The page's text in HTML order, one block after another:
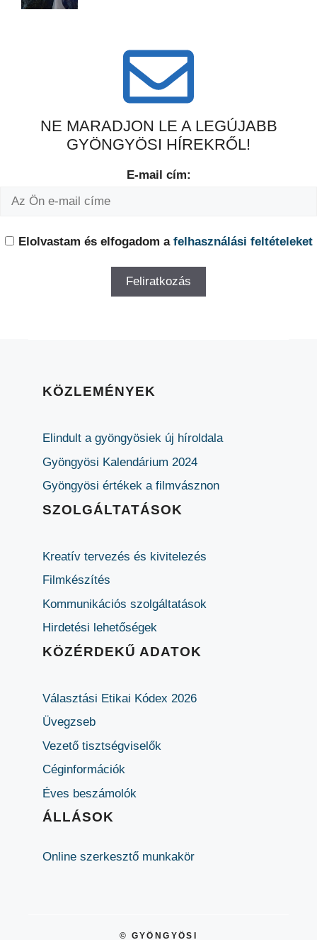
NE MARADJON LE A LEGÚJABB
GYÖNGYÖSI HÍREKRŐL!
E-mail cím:
Elolvastam és elfogadom a felhasználási feltételeket
KÖZLEMÉNYEK
Elindult a gyöngyösiek új híroldala
Gyöngyösi Kalendárium 2024
Gyöngyösi értékek a filmvásznon
SZOLGÁLTATÁSOK
Kreatív tervezés és kivitelezés
Filmkészítés
Kommunikációs szolgáltatások
Hirdetési lehetőségek
KÖZÉRDEKŰ ADATOK
Választási Etikai Kódex 2026
Üvegzseb
Vezető tisztségviselők
Céginformációk
Éves beszámolók
ÁLLÁSOK
Online szerkesztő munkakör
© GYÖNGYÖSI